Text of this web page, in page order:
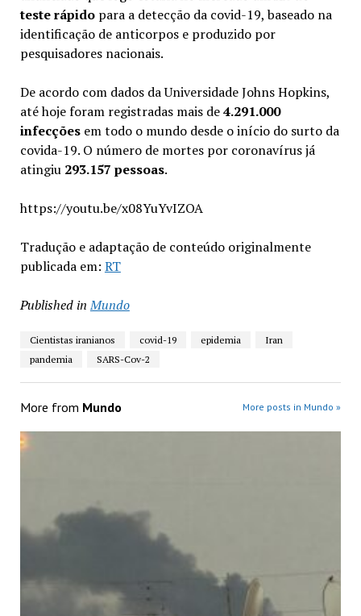
teste rápidopara a detecção da covid-19, baseado na
identificação de anticorpos e produzido por
pesquisadores nacionais.
De acordo com dados da Universidade Johns Hopkins,
até hoje foram registradas mais de4.291.000
infecçõesem todo o mundo desde o início do surto da
covida-19. O número de mortes por coronavírus já
atingiu 293.157 pessoas.
https://youtu.be/x08YuYvIZOA
Tradução e adaptação de conteúdo originalmente
publicada em: RT
Published in Mundo
Cientistas iranianos covid-19 epidemia
Iran
pandemia
SARS-Cov-2
More from Mundo More posts in Mundo »